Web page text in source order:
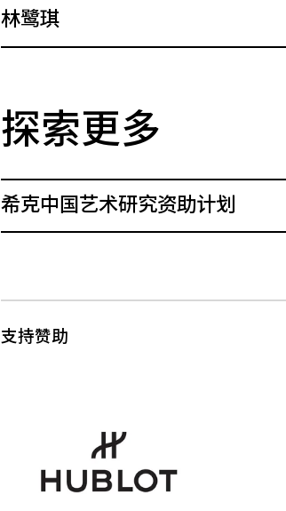
林鹭琪
探索更多
希克中国艺术研究资助计划
支持赞助